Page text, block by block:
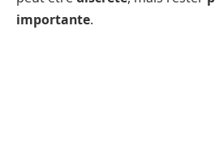
importante.